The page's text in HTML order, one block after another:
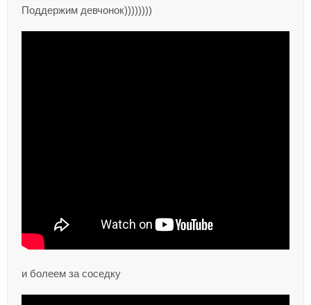
Поддержим девчонок))))))))
и болеем за соседку